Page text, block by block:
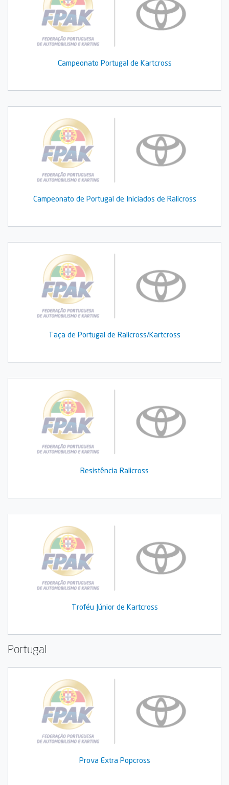
Campeonato Portugal de Kartcross
Campeonato de Portugal de Iniciados de Ralicross
Taça de Portugal de Ralicross/Kartcross
Resistência Ralicross
Troféu Júnior de Kartcross
Portugal
Prova Extra Popcross